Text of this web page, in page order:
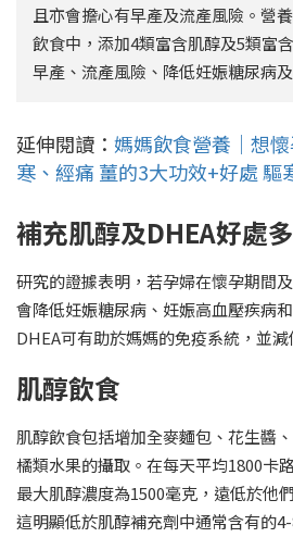
且亦會擔心有早產及流產風險。營
飲食中，添加4類富含肌醇及5類富
早產、流產風險、降低妊娠糖尿病
延伸閱讀： 媽媽飲食營養｜想
寒、經痛 薑的3大功效+好處 驅
補充肌醇及DHEA好處多
研究的證據表明，若孕婦在懷孕期間
會降低妊娠糖尿病、妊娠高血壓疾病
DHEA可有助於媽媽的免疫系統，並減
肌醇飲食
肌醇飲食包括增加全麥麵包、花生醬
橘類水果的攝取。在每天平均1800卡
最大肌醇濃度為1500毫克，遠低於他
這明顯低於肌醇補充劑中通常含有的4-